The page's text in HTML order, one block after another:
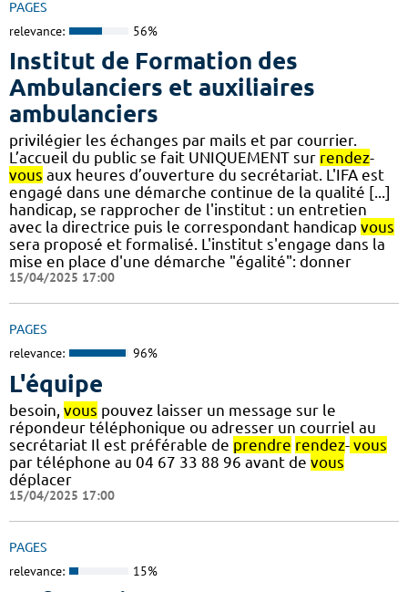
PAGES
relevance: 56%
Institut de Formation des
Ambulanciers et auxiliaires
ambulanciers
privilégier les échanges par mails et par courrier.
L’accueil du public se fait UNIQUEMENT sur rendez-
vous aux heures d’ouverture du secrétariat. L'IFA est
engagé dans une démarche continue de la qualité [...]
handicap, se rapprocher de l'institut : un entretien
avec la directrice puis le correspondant handicap vous
sera proposé et formalisé. L'institut s'engage dans la
mise en place d'une démarche "égalité": donner
15/04/2025 17:00
PAGES
relevance: 96%
L'équipe
besoin, vous pouvez laisser un message sur le
répondeur téléphonique ou adresser un courriel au
secrétariat Il est préférable de prendre rendez- vous
par téléphone au 04 67 33 88 96 avant de vous
déplacer
15/04/2025 17:00
PAGES
relevance: 15%